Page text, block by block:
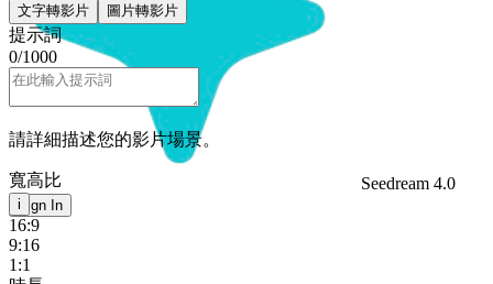
Seedream 4.0
Sign In
文字轉影片 圖片轉影片
提示詞
0/1000
請詳細描述您的影片場景。
寬高比
i
16:9
9:16
1:1